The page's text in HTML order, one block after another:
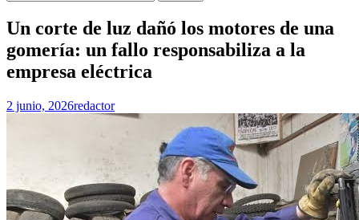
Un corte de luz dañó los motores de una
gomería: un fallo responsabiliza a la
empresa eléctrica
2 junio, 2026redactor